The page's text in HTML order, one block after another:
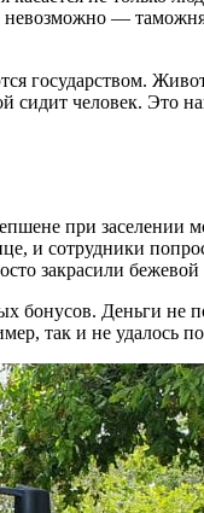
— таможня
государством.
человек. Это
при заселении
и сотрудники
закрасили бежевой
бонусов. Деньги не
так и не удалось